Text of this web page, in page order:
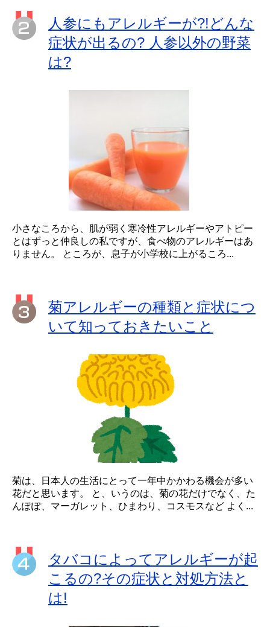
人参にもアレルギーが?!どんな
症状が出るの? 人参以外の野菜
は?
小さなころから、肌が弱く寒冷性アレルギーやアトピー
とはずっと仲良しの私ですが、食べ物のアレルギーはあ
りません。 ところが、息子が小学校に上がるころ...
菊アレルギーの種類と症状につ
いて知っておきたいこと
菊は、日本人の生活にとって一年中かかわる機会が多い
花だと思います。 と、いうのは、菊の花だけでなく、た
んぽぽ、マーガレット、ひまわり、コスモスなど よく...
タバコによってアレルギーが起
こるの?その症状と対処方法と
は!